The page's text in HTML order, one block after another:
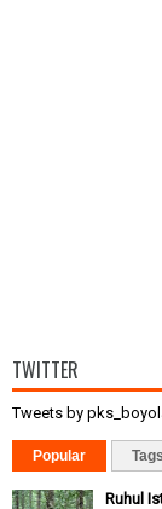
TWITTER
Tweets by
Popular Tags
Ruhul